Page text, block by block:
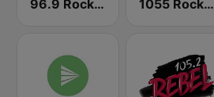
96.9 Rock FM 1055 Rock 105.5 FM